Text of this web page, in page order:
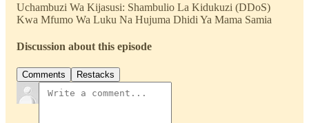
Uchambuzi Wa Kijasusi: Shambulio La Kidukuzi (DDoS)
Kwa Mfumo Wa Luku Na Hujuma Dhidi Ya Mama Samia
Discussion about this episode
Comments Restacks